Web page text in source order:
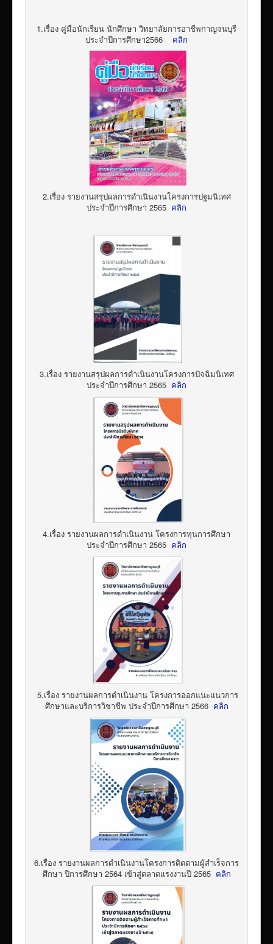
1.เรื่อง คู่มือนักเรียน นักศึกษา วิทยาลัยการอาชีพกาญจนบุรี
ประจำปีการศึกษา2566
คลิก
2.เรื่อง รายงานสรุปผลการดำเนินงานโครงการปฐมนิเทศ
ประจำปีการศึกษา 2565 คลิก
3.เรื่อง รายงานสรุปผลการดำเนินงานโครงการปัจฉิมนิเทศ
ประจำปีการศึกษา 2565 คลิก
4.เรื่อง รายงานผลการดำเนินงาน โครงการทุนการศึกษา
ประจำปีการศึกษา 2565 คลิก
5.เรื่อง รายงานผลการดำเนินงาน โครงการออกแนะแนวการ
ศึกษาและบริการวิชาชีพ ประจำปีการศึกษา 2566 คลิก
6.เรื่อง รายงานผลการดำเนินงานโครงการติดตามผู้สำเร็จการ
ศึกษา ปีการศึกษา 2564 เข้าสู่ตลาดแรงงานปี 2565 คลิก